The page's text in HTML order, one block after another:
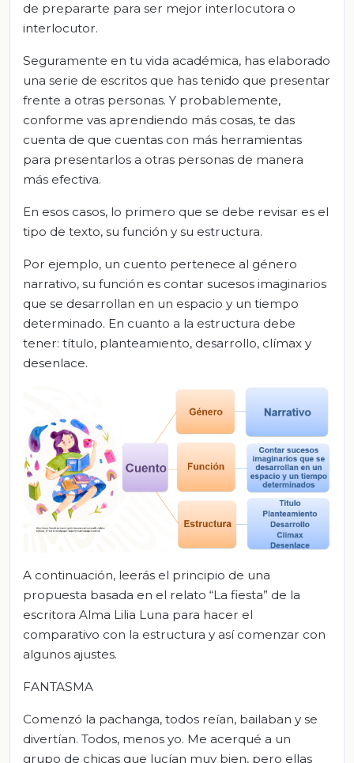
de prepararte para ser mejor interlocutora o
interlocutor.
Seguramente en tu vida académica, has elaborado
una serie de escritos que has tenido que presentar
frente a otras personas. Y probablemente,
conforme vas aprendiendo más cosas, te das
cuenta de que cuentas con más herramientas
para presentarlos a otras personas de manera
más efectiva.
En esos casos, lo primero que se debe revisar es el
tipo de texto, su función y su estructura.
Por ejemplo, un cuento pertenece al género
narrativo, su función es contar sucesos imaginarios
que se desarrollan en un espacio y un tiempo
determinado. En cuanto a la estructura debe
tener: título, planteamiento, desarrollo, clímax y
desenlace.
A continuación, leerás el principio de una
propuesta basada en el relato “La fiesta” de la
escritora Alma Lilia Luna para hacer el
comparativo con la estructura y así comenzar con
algunos ajustes.
FANTASMA
Comenzó la pachanga, todos reían, bailaban y se
divertían. Todos, menos yo. Me acerqué a un
grupo de chicas que lucían muy bien, pero ellas